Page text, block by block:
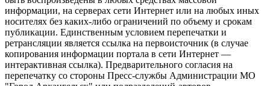
информации, на серверах сети Интернет или на любых иных
носителях без каких-либо ограничений по объему и срокам
публикации. Единственным условием перепечатки и
ретрансляции является ссылка на первоисточник (в случае
копирования информации портала в сети Интернет —
интерактивная ссылка). Предварительного согласия на
перепечатку со стороны Пресс-службы Администрации МО